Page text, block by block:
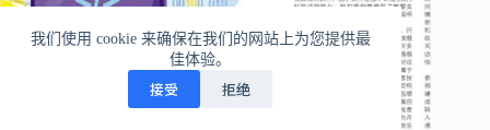
我们使用 cookie 来确保在我们的网站上为您提供最
佳体验。
接受 拒绝